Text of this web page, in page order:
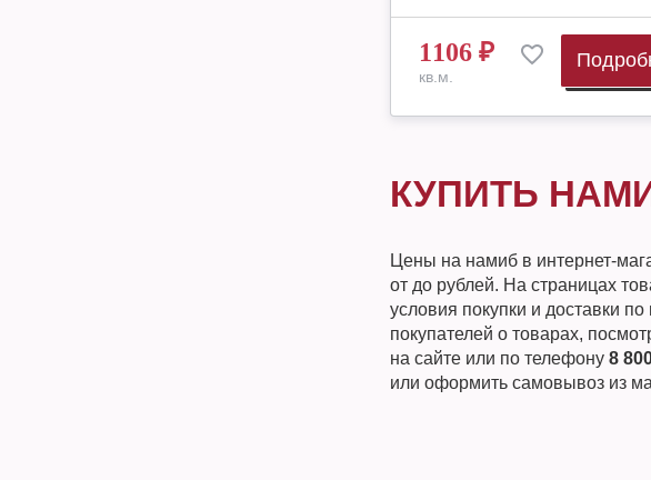
1106 ₽
кв.м.
КУПИТЬ
Цены на намиб в интернет-
от до рублей. На страницах
условия покупки и доставки
покупателей о товарах,
на сайте или по телефону 8
или оформить самовывоз из